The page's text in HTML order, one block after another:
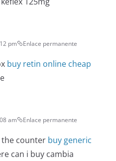
pm Enlace permanente
buy retin online cheap
am Enlace permanente
the counter buy generic
can i buy cambia